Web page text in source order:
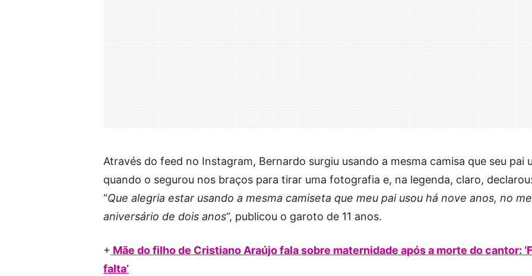
Através do feed no Instagram, Bernardo surgiu usando a mesma camisa que seu pai
quando o segurou nos braços para tirar uma fotografia e, na legenda, claro, declarou:
“Que alegria estar usando a mesma camiseta que meu pai usou há nove anos, no
aniversário de dois anos“, publicou o garoto de 11 anos.
+ Mãe do filho de Cristiano Araújo fala sobre maternidade após a morte do cantor:
falta’